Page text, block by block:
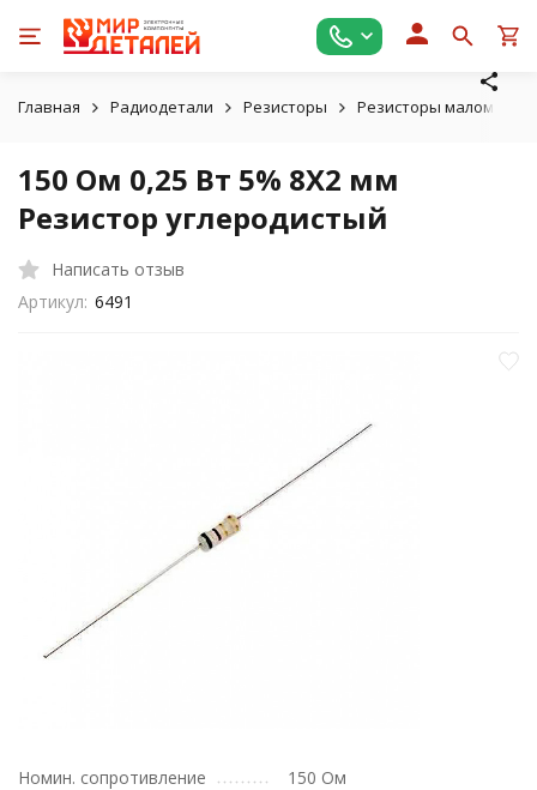
Главная Радиодетали Резисторы Резисторы
150 Ом 0,25 Вт 5% 8X2 мм
Резистор углеродистый
Написать отзыв
Артикул: 6491
Номин. сопротивление
150 Ом